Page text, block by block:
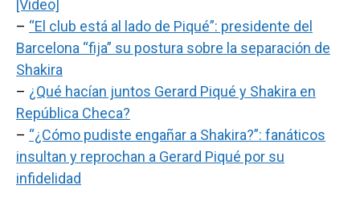
[Video]
– “El club está al lado de Piqué”: presidente del
Barcelona “fija” su postura sobre la separación de
Shakira
– ¿Qué hacían juntos Gerard Piqué y Shakira en
República Checa?
– “¿Cómo pudiste engañar a Shakira?”: fanáticos
insultan y reprochan a Gerard Piqué por su
infidelidad